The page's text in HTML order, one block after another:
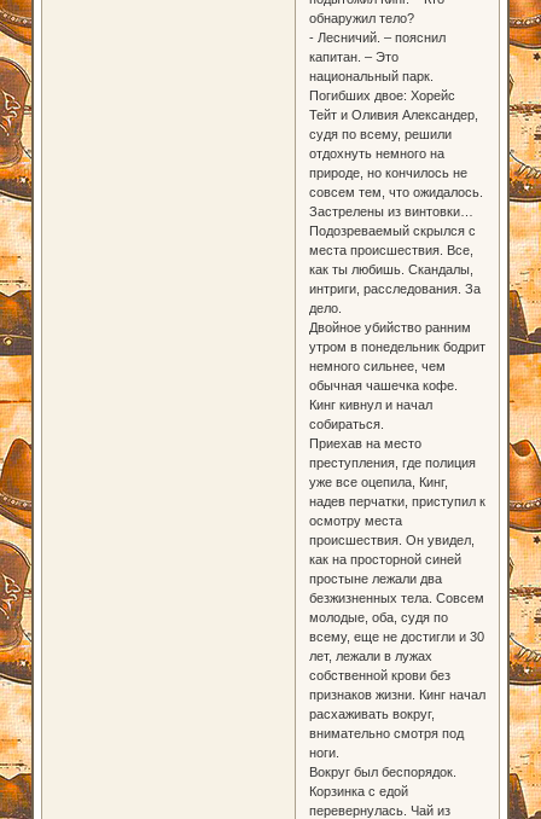
обнаружил тело?
- Лесничий. – пояснил
капитан. – Это
национальный парк.
Погибших двое: Хорейс
Тейт и Оливия Александер,
судя по всему, решили
отдохнуть немного на
природе, но кончилось не
совсем тем, что ожидалось.
Застрелены из винтовки…
Подозреваемый скрылся с
места происшествия. Все,
как ты любишь. Скандалы,
интриги, расследования. За
дело.
Двойное убийство ранним
утром в понедельник бодрит
немного сильнее, чем
обычная чашечка кофе.
Кинг кивнул и начал
собираться.
Приехав на место
преступления, где полиция
уже все оцепила, Кинг,
надев перчатки, приступил к
осмотру места
происшествия. Он увидел,
как на просторной синей
простыне лежали два
безжизненных тела. Совсем
молодые, оба, судя по
всему, еще не достигли и 30
лет, лежали в лужах
собственной крови без
признаков жизни. Кинг начал
расхаживать вокруг,
внимательно смотря под
ноги.
Вокруг был беспорядок.
Корзинка с едой
перевернулась. Чай из